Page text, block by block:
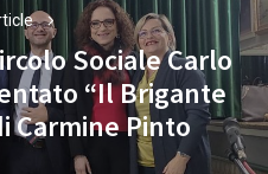
Next
post:
Sociale Carlo
“Il Brigante
Carmine Pinto